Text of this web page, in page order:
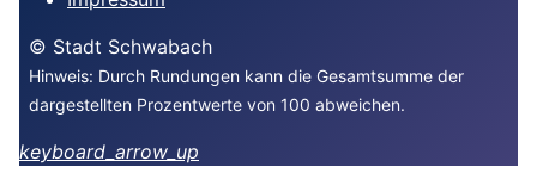
Impressum
© Stadt Schwabach
Hinweis: Durch Rundungen kann die Gesamtsumme der
dargestellten Prozentwerte von 100 abweichen.